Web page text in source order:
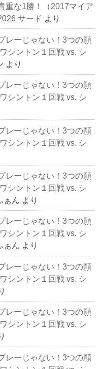
重な1勝！（2017マイア
サード より
レーじゃない！3つの願
シントン１回戦 vs. シ
より
レーじゃない！3つの願
シントン１回戦 vs. シ
レーじゃない！3つの願
シントン１回戦 vs. シ
レーじゃない！3つの願
シントン１回戦 vs. シ
ぁん より
レーじゃない！3つの願
シントン１回戦 vs. シ
ぁん より
レーじゃない！3つの願
シントン１回戦 vs. シ
レーじゃない！3つの願
シントン１回戦 vs. シ
レーじゃない！3つの願